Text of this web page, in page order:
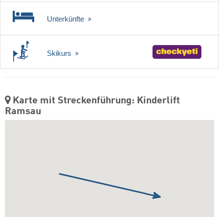
Unterkünfte
Skikurs
Karte mit Streckenführung: Kinderlift
Ramsau